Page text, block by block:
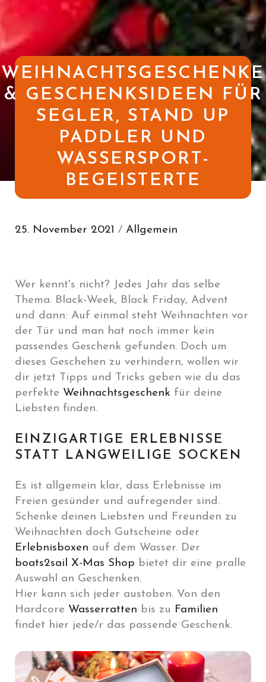
WEIHNACHTSGESCHENKE
& GESCHENKSIDEEN FÜR
SEGLER, STAND UP
PADDLER UND
WASSERSPORT-
BEGEISTERTE
25. November 2021 / Allgemein
Wer kennt's nicht? Jedes Jahr das selbe
Thema. Black-Week, Black Friday, Advent
und dann: Auf einmal steht Weihnachten vor
der Tür und man hat noch immer kein
passendes Geschenk gefunden. Doch um
dieses Geschehen zu verhindern, wollen wir
dir jetzt Tipps und Tricks geben wie du das
perfekte Weihnachtsgeschenk für deine
Liebsten finden.
EINZIGARTIGE ERLEBNISSE
STATT LANGWEILIGE SOCKEN
Es ist allgemein klar, dass Erlebnisse im
Freien gesünder und aufregender sind.
Schenke deinen Liebsten und Freunden zu
Weihnachten doch Gutscheine oder
Erlebnisboxen auf dem Wasser. Der
boats2sail X-Mas Shop bietet dir eine pralle
Auswahl an Geschenken.
Hier kann sich jeder austoben. Von den
Hardcore Wasserratten bis zu Familien
findet hier jede/r das passende Geschenk.